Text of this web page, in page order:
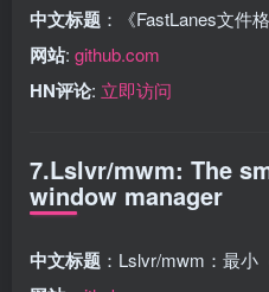
中文标题 ：《FastLanes文件
网站: github.com
HN评论: 立即访问
7.Lslvr/mwm: The
window manager
中文标题 ：Lslvr/mwm：最小